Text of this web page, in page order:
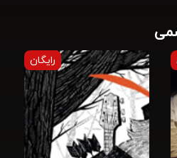
رایگان